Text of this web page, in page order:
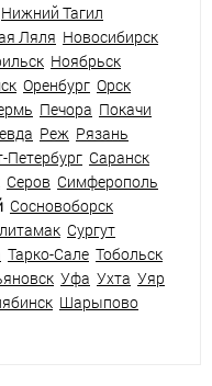
Нижний Тагил
Ляля Новосибирск
Ноябрьск
Оренбург Орск
Печора Покачи
Реж Рязань
Петербург Саранск
Серов Симферополь
Сосновоборск
Сургут
Тарко-Сале Тобольск
Уфа Ухта Уяр
Шарыпово